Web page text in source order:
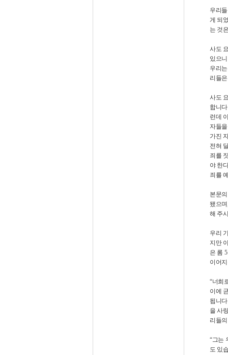
우리
게 되
는 것
사도
있으
우리
리들
사도
합니다
런데
자들
가진
전혀
죄를
야 한
죄를
본문
됐으며
해 주
우리
지만
은 롬
이어
“너희
이에
됩니다
을 사
리들
“그는
도 있